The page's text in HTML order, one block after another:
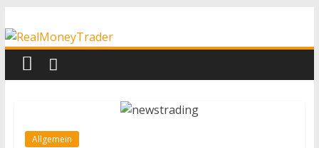
Inhalt
springen
RealMoneyTrader
Echtgeld-
Trading
Allgemein